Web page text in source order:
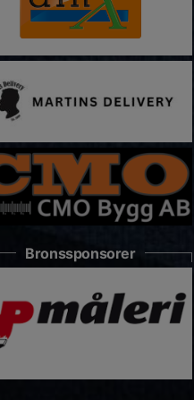
Bronssponsorer